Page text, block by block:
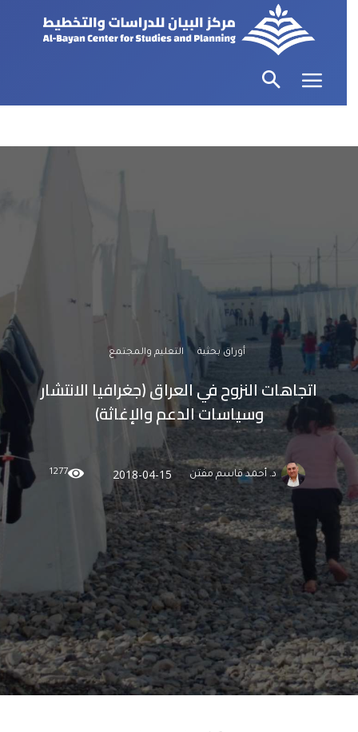
أوراق بحثية التعليم والمجتمع
اتجاهات النزوح في العراق (جغرافيا الانتشار
وسياسات الدعم والإغاثة)
د. أحمد قاسم مفتن 2018-04-15
1277